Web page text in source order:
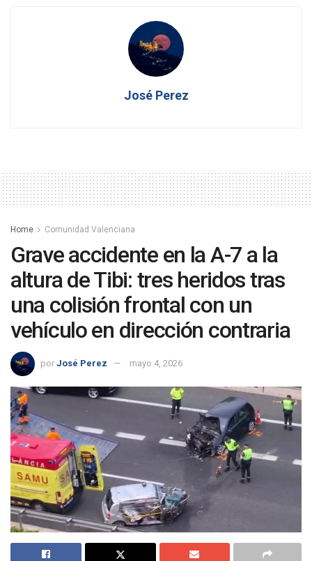
José Perez
Home Comunidad Valenciana
Grave accidente en la A-7 a la
altura de Tibi: tres heridos tras
una colisión frontal con un
vehículo en dirección contraria
por José Perez mayo 4, 2026